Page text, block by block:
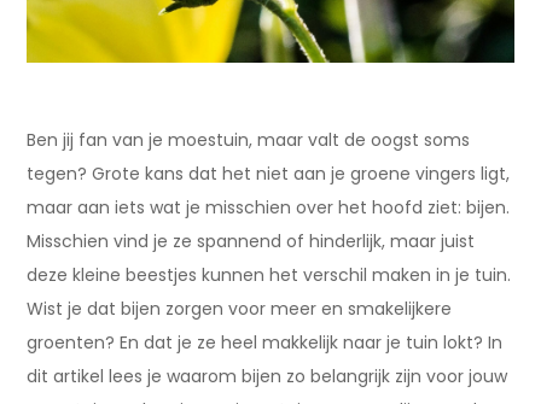
Ben jij fan van je moestuin, maar valt de oogst soms
tegen? Grote kans dat het niet aan je groene vingers ligt,
maar aan iets wat je misschien over het hoofd ziet: bijen.
Misschien vind je ze spannend of hinderlijk, maar juist
deze kleine beestjes kunnen het verschil maken in je tuin.
Wist je dat bijen zorgen voor meer en smakelijkere
groenten? En dat je ze heel makkelijk naar je tuin lokt? In
dit artikel lees je waarom bijen zo belangrijk zijn voor jouw